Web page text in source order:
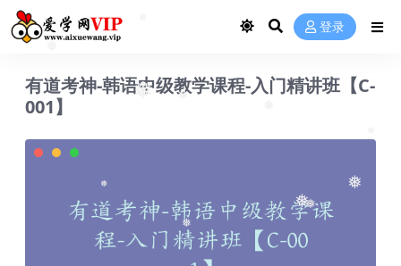
❅
❅ ❅
❅
❅
登录
有道考神-韩语中级教学课程-入门精讲班【C-
001】